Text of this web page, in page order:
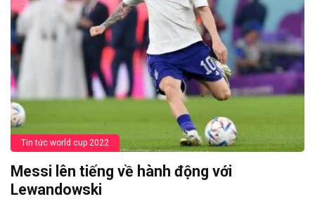
Tin tức world cup 2022
Messi lên tiếng về hành động với
Lewandowski